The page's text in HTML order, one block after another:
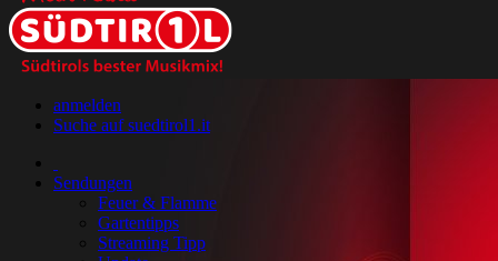
anmelden
Suche auf suedtirol1.it
Sendungen
Feuer & Flamme
Gartentipps
Streaming Tipp